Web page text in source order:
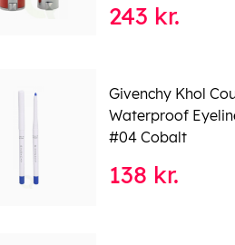
243 kr.
Givenchy Khol
Waterproof
#04 Cobalt
138 kr.